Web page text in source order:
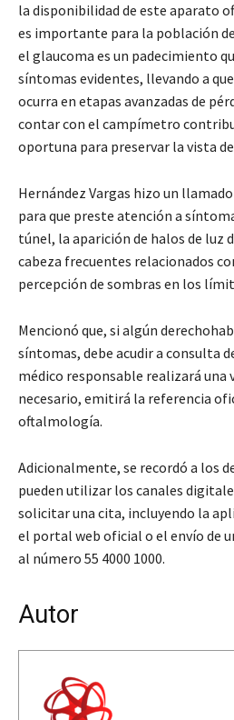
la disponibilidad de este aparato
es importante para la población
el glaucoma es un padecimiento
síntomas evidentes, llevando a
ocurra en etapas avanzadas de
contar con el campímetro
oportuna para preservar la vista
Hernández Vargas hizo un
para que preste atención a
túnel, la aparición de halos de luz
cabeza frecuentes relacionados
percepción de sombras en los
Mencionó que, si algún
síntomas, debe acudir a consulta
médico responsable realizará una
necesario, emitirá la referencia
oftalmología.
Adicionalmente, se recordó a los
pueden utilizar los canales
solicitar una cita, incluyendo la
el portal web oficial o el envío de
al número 55 4000 1000.
Autor